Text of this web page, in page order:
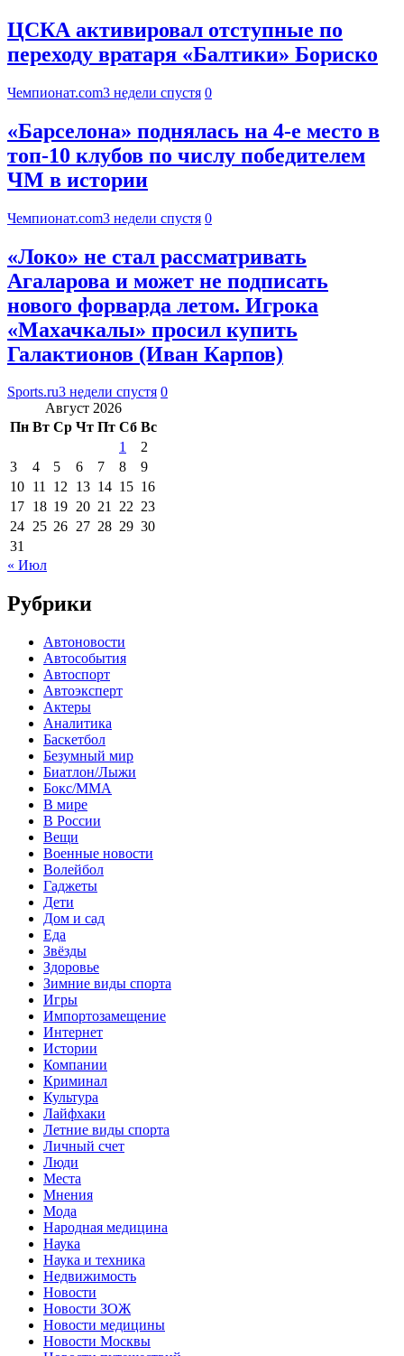
ЦСКА активировал отступные по
переходу вратаря «Балтики» Бориско
Чемпионат.com3 недели спустя 0
«Барселона» поднялась на 4-е место в
топ-10 клубов по числу победителем
ЧМ в истории
Чемпионат.com3 недели спустя 0
«Локо» не стал рассматривать
Агаларова и может не подписать
нового форварда летом. Игрока
«Махачкалы» просил купить
Галактионов (Иван Карпов)
Sports.ru3 недели спустя 0
Август 2026
Пн Вт Ср Чт Пт Сб Вс
1
2
3
4 5 6 7 8
9
10 11 12 13 14 15 16
17 18 19 20 21 22 23
24 25 26 27 28 29 30
31
« Июл
Рубрики
Автоновости
Автособытия
Автоспорт
Автоэксперт
Актеры
Аналитика
Баскетбол
Безумный мир
Биатлон/Лыжи
Бокс/MMA
В мире
В России
Вещи
Военные новости
Волейбол
Гаджеты
Дети
Дом и сад
Еда
Звёзды
Здоровье
Зимние виды спорта
Игры
Импортозамещение
Интернет
Истории
Компании
Криминал
Культура
Лайфхаки
Летние виды спорта
Личный счет
Люди
Места
Мнения
Мода
Народная медицина
Наука
Наука и техника
Недвижимость
Новости
Новости ЗОЖ
Новости медицины
Новости Москвы